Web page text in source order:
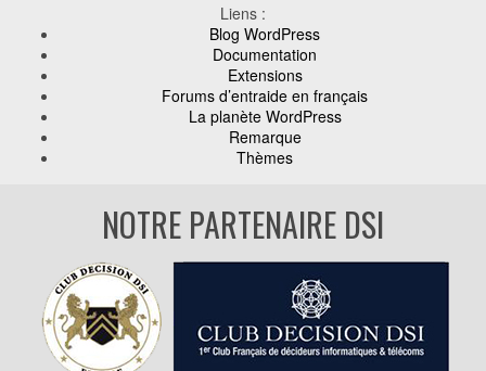
Liens :
Blog WordPress
Documentation
Extensions
Forums d’entraide en français
La planète WordPress
Remarque
Thèmes
NOTRE PARTENAIRE DSI